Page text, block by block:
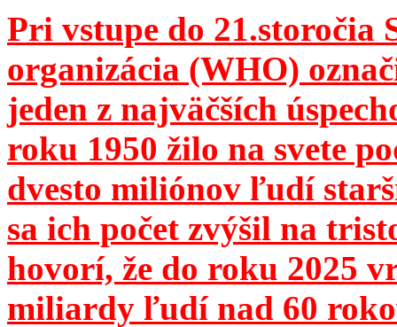
Pri vstupe do 21.storočia
organizácia (WHO)
jeden z najväčších
roku 1950 žilo na svete
dvesto miliónov ľudí
sa ich počet zvýšil na
hovorí, že do roku 2025
miliardy ľudí nad 60